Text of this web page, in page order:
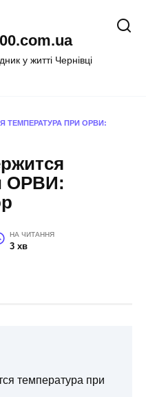
у житті Чернівці
ТЕМПЕРАТУРА ПРИ ОРВИ:
ОРВИ:
НА ЧИТАННЯ
3 хв
температура при